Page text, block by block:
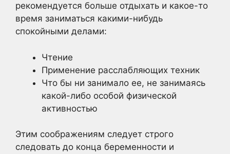
рекомендуется больше отдыхать и какое-то
время заниматься какими-нибудь
спокойными делами:
Чтение
Применение расслабляющих техник
Что бы ни занимало ее, не занимаясь
какой-либо особой физической
активностью
Этим соображениям следует строго
следовать до конца беременности и